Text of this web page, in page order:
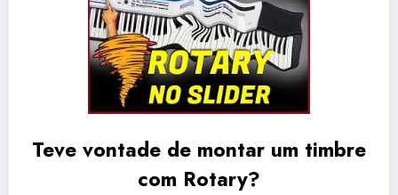
Teve vontade de montar um timbre
com Rotary?